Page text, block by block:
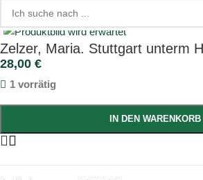
Start/ Geschichte
Click to enlarge
Zelzer, Maria. Stuttgart unterm
28,00 €
1 vorrätig
IN DEN WARENKORB